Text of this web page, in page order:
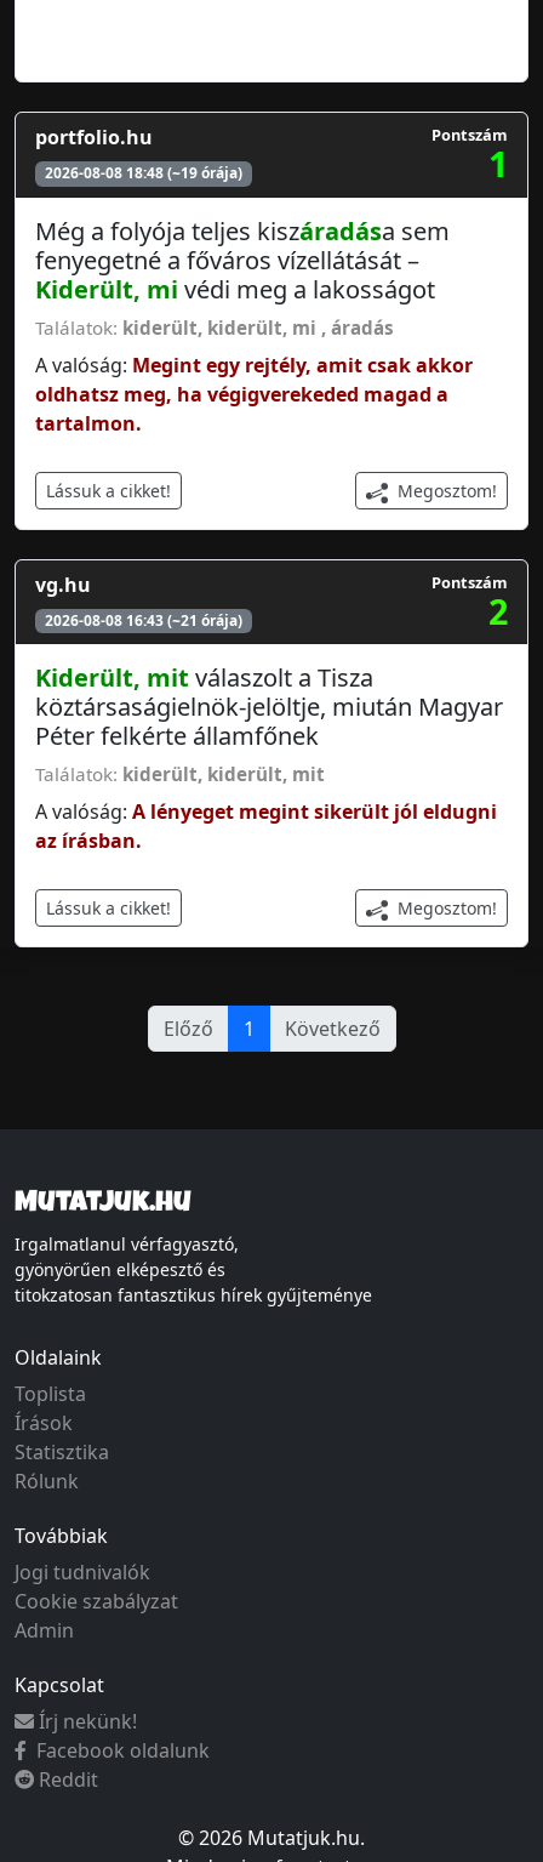
portfolio.hu
2026-08-08 18:48 (~19 órája)
Pontszám
1
Még a folyója teljes kiszáradása sem
fenyegetné a főváros vízellátását –
Kiderült, mi védi meg a lakosságot
Találatok: kiderült, kiderült, mi , áradás
A valóság: Megint egy rejtély, amit csak akkor
oldhatsz meg, ha végigverekeded magad a
tartalmon.
Lássuk a cikket! Megosztom!
vg.hu
2026-08-08 16:43 (~21 órája)
Pontszám
2
Kiderült, mit válaszolt a Tisza
köztársaságielnök-jelöltje, miután Magyar
Péter felkérte államfőnek
Találatok: kiderült, kiderült, mit
A valóság: A lényeget megint sikerült jól eldugni
az írásban.
Lássuk a cikket! Megosztom!
Előző 1 Következő
Mutatjuk.hu
Irgalmatlanul vérfagyasztó,
gyönyörűen elképesztő és
titokzatosan fantasztikus hírek gyűjteménye
Oldalaink
Toplista
Írások
Statisztika
Rólunk
Továbbiak
Jogi tudnivalók
Cookie szabályzat
Admin
Kapcsolat
Írj nekünk!
Facebook oldalunk
Reddit
© 2026 Mutatjuk.hu.